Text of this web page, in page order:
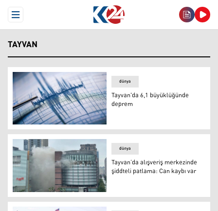
Open Menu
TAYVAN
Tayvan'da 6,1 büyüklüğünde deprem
dünya
Tayvan'da 6,1 büyüklüğünde
deprem
Tayvan’da alışveriş merkezinde şiddteli patlama: Can
dünya
Tayvan’da alışveriş merkezinde
şiddteli patlama: Can kaybı var